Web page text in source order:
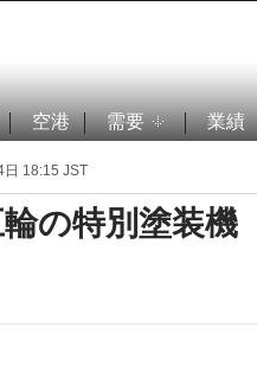
空港 需要 業績
18:15 JST
の特別塗装